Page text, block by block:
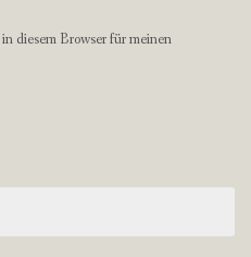
diesem Browser für meinen